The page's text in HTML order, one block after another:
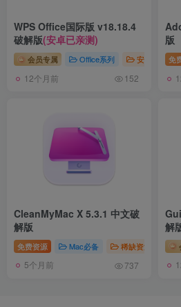
WPS Office国际版 v18.18.4
破解版(安卓已亲测)
会员专属 Office系列 安卓软件
12个月前 152
版
免
CleanMyMac X 5.3.1 中文破
解版
免费资源 Mac必备 稀缺资源 #
5个月前 737
解